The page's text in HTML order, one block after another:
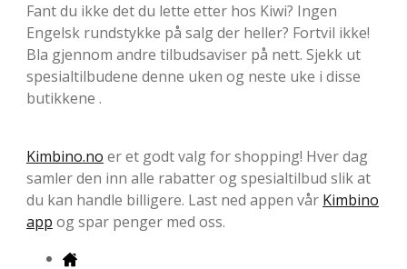
Fant du ikke det du lette etter hos Kiwi? Ingen
Engelsk rundstykke på salg der heller? Fortvil ikke!
Bla gjennom andre tilbudsaviser på nett. Sjekk ut
spesialtilbudene denne uken og neste uke i disse
butikkene .
Kimbino.no er et godt valg for shopping! Hver dag
samler den inn alle rabatter og spesialtilbud slik at
du kan handle billigere. Last ned appen vår Kimbino
app og spar penger med oss.